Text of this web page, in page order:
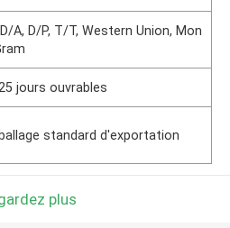
D/A, D/P, T/T, Western Union, Mon
jours ouvrables
standard d'exportation
plus